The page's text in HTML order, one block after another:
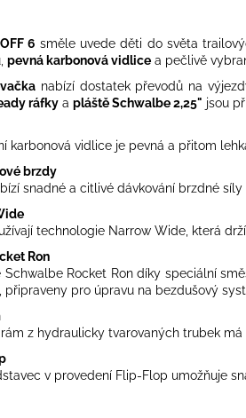
6 směle uvede děti do světa
pevná karbonová vidlice a pečlivě
nabízí dostatek převodů na
ráfky a pláště Schwalbe 2,25" jsou
karbonová vidlice je pevná a přitom
brzdy
snadné a citlivé dávkování brzdné
technologie Narrow Wide, která
Ron
Rocket Ron díky speciální
připraveny pro úpravu na bezdušový
z hydraulicky tvarovaných trubek
v provedení Flip-Flop umožňuje